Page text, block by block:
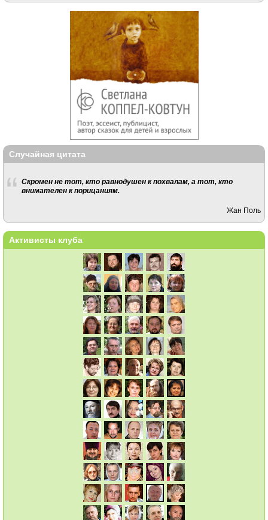
Случайная цитата
Скромен не тот, кто равнодушен к похвалам, а тот, кто
внимателен к порицаниям.
Жан Поль
Активисты клуба